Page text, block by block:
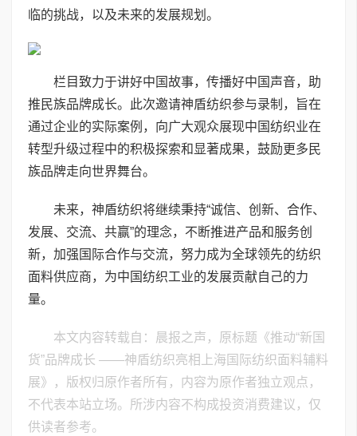
临的挑战，以及未来的发展规划。
栏目致力于讲好中国故事，传播好中国声音，助
推民族品牌成长。此次邀请神盾纺织参与录制，旨在
通过企业的实际案例，向广大观众展现中国纺织业在
转型升级过程中的积极探索和显著成果，鼓励更多民
族品牌走向世界舞台。
未来，神盾纺织将继续秉持“诚信、创新、合作、
发展、交流、共赢”的理念，不断推进产品和服务创
新，加强国际合作与交流，努力成为全球领先的纺织
面料供应商，为中国纺织工业的发展贡献自己的力
量。
本文内容转载自：晨报之声，原标题《推动“新国
货”品牌成长 ——神盾纺织亮相上海国际纺织面料辅料
展》，版权归原作者所有，内容为原作者独立观点，
不代表本站立场。所涉内容不构成投资消费建议，仅
供读者参考。